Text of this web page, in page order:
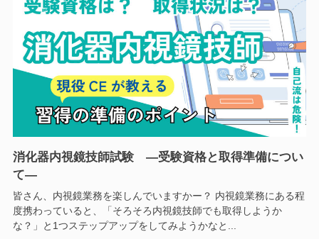
消化器内視鏡技師試験 ―受験資格と取得準備につい
て―
皆さん、内視鏡業務を楽しんでいますかー？ 内視鏡業務にある程
度携わっていると、「そろそろ内視鏡技師でも取得しようか
な？」と1つステップアップをしてみようかなと...